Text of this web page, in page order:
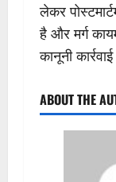
लेकर
है और मर्ग
कानूनी
ABOUT THE